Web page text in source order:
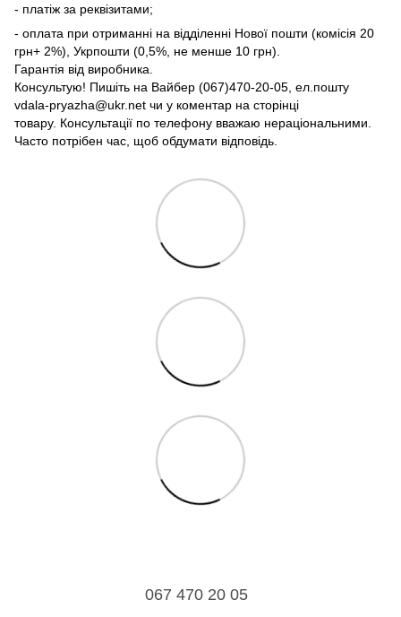
- платіж за реквізитами;
- оплата при отриманні на відділенні Нової пошти (комісія 20
грн+ 2%), Укрпошти (0,5%, не менше 10 грн).
Гарантія від виробника.
Консультую! Пишіть на Вайбер (067)470-20-05, ел.пошту
vdala-pryazha@ukr.net чи у коментар на сторінці
товару. Консультації по телефону вважаю нераціональними.
Часто потрібен час, щоб обдумати відповідь.
067 470 20 05